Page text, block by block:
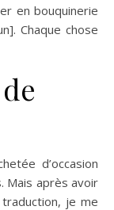
en bouquinerie
Chaque chose
d’occasion
Mais après avoir
je me